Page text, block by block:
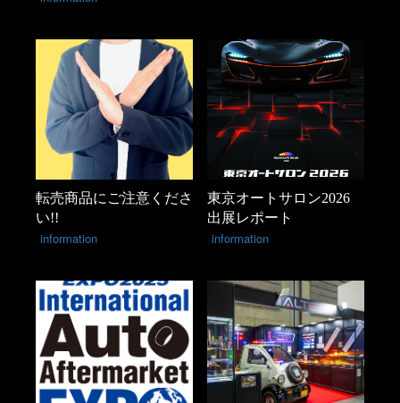
転売商品にご注意くださ
い!!
information
東京オートサロン2026
出展レポート
information